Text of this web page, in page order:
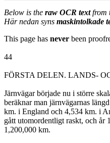
Below is the raw OCR textfrom
Här nedan syns maskintolkade
This page has never been
44
FÖRSTA DELEN. LANDS-
Järnvägar började nu i större
beräknar man järnvägarnas
km. i England och 4,534 km. i
gått utomordentligt raskt, och år
1,200,000 km.